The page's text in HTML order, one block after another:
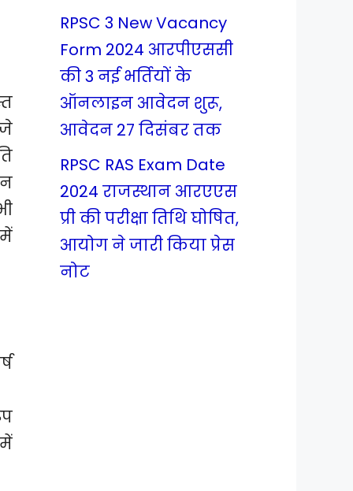
RPSC 3 New Vacancy
Form 2024 आरपीएससी
की 3 नई भर्तियों के
ऑनलाइन आवेदन शुरू,
आवेदन 27 दिसंबर तक
RPSC RAS Exam Date
2024 राजस्थान आरएएस
प्री की परीक्षा तिथि घोषित,
आयोग ने जारी किया प्रेस
नोट